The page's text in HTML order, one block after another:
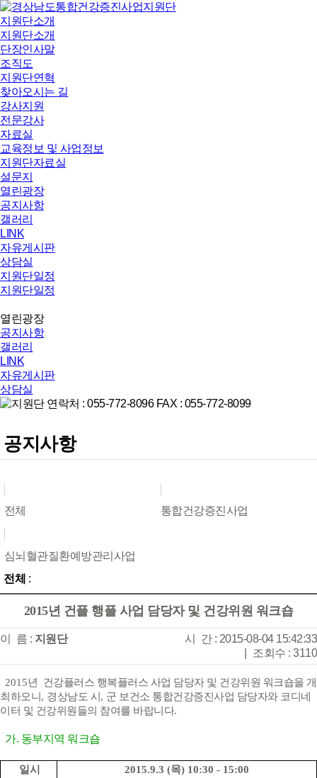
지원단소개
지원단소개
단장인사말
조직도
지원단연혁
찾아오시는 길
강사지원
전문강사
자료실
교육정보 및 사업정보
지원단자료실
설문지
열린광장
공지사항
갤러리
LINK
자유게시판
상담실
지원단일정
지원단일정
열린광장
공지사항
갤러리
LINK
자유게시판
상담실
공지사항
전체 통합건강증진사업
심뇌혈관질환예방관리사업
전체 :
2015년 건플 행플 사업 담당자 및 건강위원 워크숍
이 름 : 지원단
시 간 : 2015-08-04 15:42:33
조회수 : 3110
2015년 건강플러스 행복플러스 사업 담당자 및 건강위원 워크숍을 개
최하오니 , 경상남도 시 , 군 보건소 통합건강증진사업 담당자와 코디네
이터 및 건강위원들의 참여를 바랍니다.
가. 동부지역 워크숍
일시 2015.9.3 (목) 10:30 - 15:00